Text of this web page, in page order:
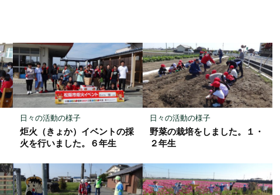
日々の活動の様子
炬火（きょか）イベントの採
火を行いました。６年生
日々の活動の様子
野菜の栽培をしました。１・
２年生